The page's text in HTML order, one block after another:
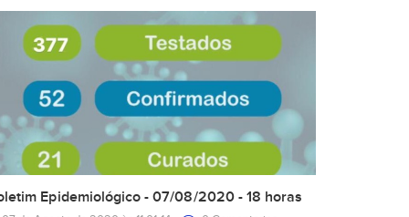
Epidemiológico - 07/08/2020 - 18 horas